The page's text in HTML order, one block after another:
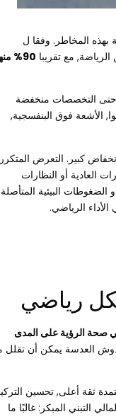
بهذه المخاطر. وفقا ل
مع تقريبا
90%
حتى التخصصات منخفضة
الأشعة فوق البنفسجية,
كبير. التعرض المتكرر
العادية أو النظارات
البيئية المتأصلة
الرياضي.
رياضي
صحة الرؤية على المدى
العدسة يمكن أن تقلل
ثقة أعلى, تحسين
التبني المبكر: غالبًا ما